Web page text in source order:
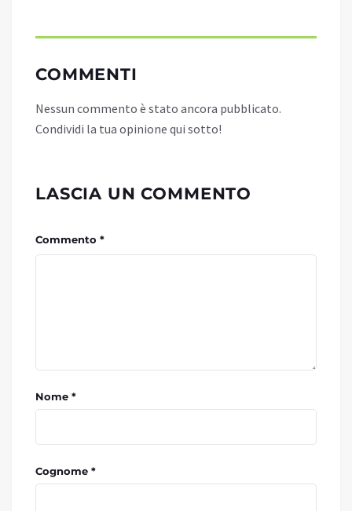
COMMENTI
Nessun commento è stato ancora pubblicato.
Condividi la tua opinione qui sotto!
LASCIA UN COMMENTO
Commento *
Nome *
Cognome *